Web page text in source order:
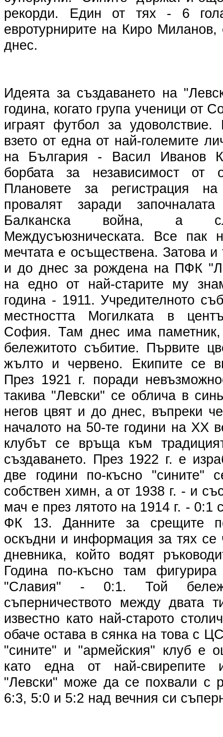
рекорди. Един от тях - 6
евротурнирите на Киро
днес.
Идеята за създаването на
година, когато група ученици от
играят футбол за
взето от една от най-големите
на България - Васил Иванов
борбата за независимост от
Плановете за регистрация
провалят заради
Балканска война, а
Междусъюзническата. Все
мечтата е осъществена. Затова и
и до днес за рождена на ПФК
на едно от най-старите му
година - 1911. Учредителното
местността Могилката в
София. Там днес има паметник,
бележитото събитие. Първите
жълто и червено. Екипите се
През 1921 г. поради
такива "Левски" се облича в
негов цвят и до днес, въпреки
началото на 50-те години на XX
клубът се връща към
създаването. През 1922 г. е
две години по-късно "сините"
собствен химн, а от 1938 г. - и
мач е през лятото на 1914 г. - 0:1
ФК 13. Данните за срещите
оскъдни и информация за тях се
дневника, който водят
Година по-късно там
"Славия" - 0:1. Той
съперничеството между двата
известно като най-старото
обаче остава в сянка на това с
"сините" и "армейския" клуб е
като една от най-свирепите
"Левски" може да се похвали с
6:3, 5:0 и 5:2 над вечния си